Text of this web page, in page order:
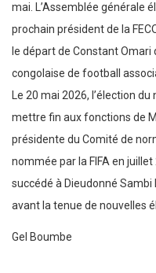
mai. L’Assemblée générale
prochain président de la
le départ de Constant
congolaise de football
Le 20 mai 2026, l’élection
mettre fin aux fonctions de
présidente du Comité de
nommée par la FIFA en
succédé à Dieudonné
avant la tenue de nouvelles
Gel Boumbe